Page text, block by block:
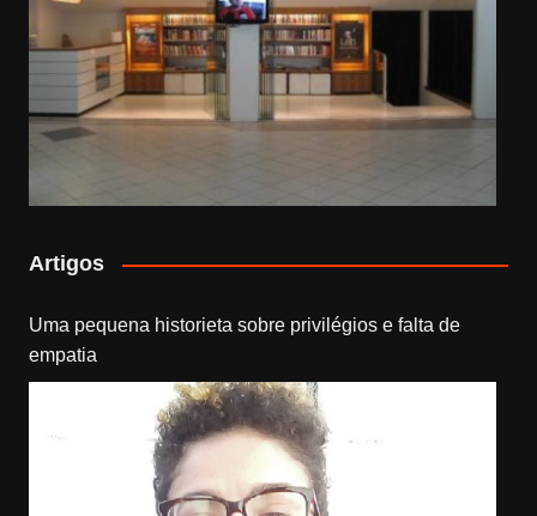
Artigos
Uma pequena historieta sobre privilégios e falta de
empatia